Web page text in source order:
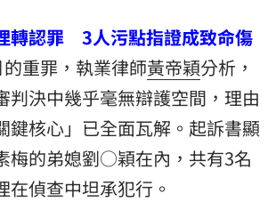
轉認罪 3人污點指證成致命傷
重罪，執業律師黃帝穎分析，
判決中幾乎毫無辯護空間，理由
鍵核心」已全面瓦解。起訴書顯
梅的弟媳劉○穎在內，共有3名
在偵查中坦承犯行。